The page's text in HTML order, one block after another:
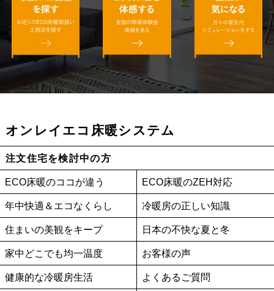
オンレイエコ床暖システム
注文住宅を検討中の方
ECO床暖のココが違う
年中快適＆エコなくらし
住まいの美観をキープ
家中どこでも均一温度
健康的な冷暖房生活
ECO床暖のZEH対応
冷暖房の正しい知識
日本の不快な夏と冬
お客様の声
よくあるご質問